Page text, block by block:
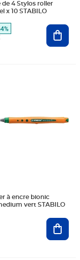
de 4 Stylos roller
x 10 STABILO
à encre bionic
worker medium vert STABILO